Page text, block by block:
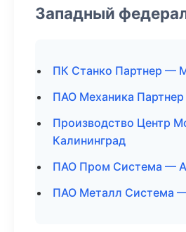
Западный
ПК Станко Партнер —
ПАО Механика
Производство Центр
Калининград
ПАО Пром Система —
ПАО Металл Система